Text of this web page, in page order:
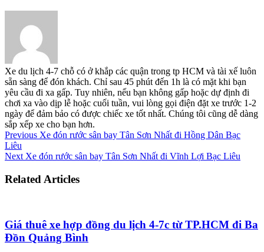
Xe du lịch 4-7 chỗ có ở khắp các quận trong tp HCM và tài xế luôn
sẵn sàng để đón khách. Chỉ sau 45 phút đến 1h là có mặt khi bạn
yêu cầu đi xa gấp. Tuy nhiên, nếu bạn không gấp hoặc dự định đi
chơi xa vào dịp lễ hoặc cuối tuần, vui lòng gọi điện đặt xe trước 1-2
ngày để đảm bảo có được chiếc xe tốt nhất. Chúng tôi cũng dễ dàng
sắp xếp xe cho bạn hơn.
Previous Xe đón rước sân bay Tân Sơn Nhất đi Hồng Dân Bạc
Liêu
Next Xe đón rước sân bay Tân Sơn Nhất đi Vĩnh Lợi Bạc Liêu
Related Articles
Giá thuê xe hợp đồng du lịch 4-7c từ TP.HCM đi Ba
Đồn Quảng Bình